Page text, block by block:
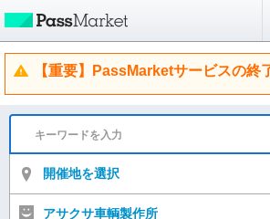
【重要】PassMarketサービスの終
開催地を選択
アサクサ車輌製作所